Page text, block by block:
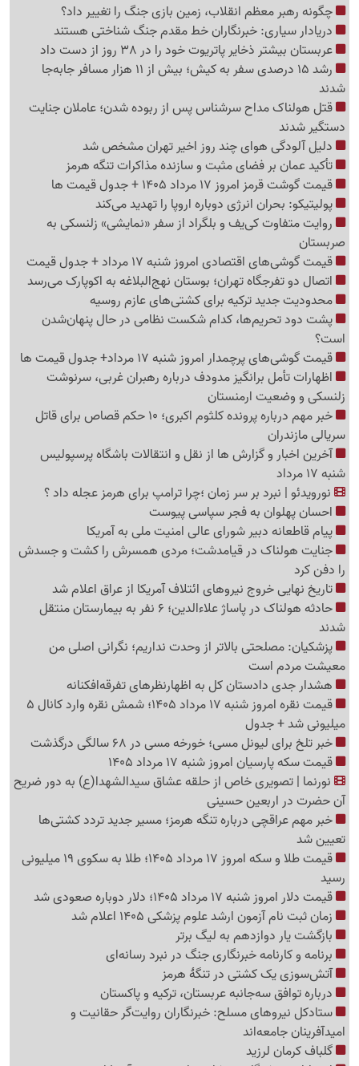
چگونه رهبر معظم انقلاب، زمین بازی جنگ را تغییر داد؟
دریادار سیاری: خبرنگاران خط مقدم جنگ شناختی هستند
عربستان بیشتر ذخایر پاتریوت خود را در 38 روز از دست داد
رشد 15 درصدی سفر به کیش؛ بیش از 11 هزار مسافر جابه‌جا
شدند
قتل هولناک مداح سرشناس پس از ربوده شدن؛ عاملان جنایت
دستگیر شدند
دلیل آلودگی هوای چند روز اخیر تهران مشخص شد
تأکید عمان بر فضای مثبت و سازنده مذاکرات تنگه هرمز
قیمت گوشت قرمز امروز 17 مرداد 1405 + جدول قیمت ها
پولیتیکو: بحران انرژی دوباره اروپا را تهدید می‌کند
روایت متفاوت کی‌یف و بلگراد از سفر «نمایشی» زلنسکی به
صربستان
قیمت گوشی‌های اقتصادی امروز شنبه 17 مرداد + جدول قیمت
اتصال دو تفرجگاه تهران؛ بوستان نهج‌البلاغه به اکوپارک می‌رسد
محدودیت جدید ترکیه برای کشتی‌های عازم روسیه
پشت دود تحریم‌ها، کدام شکست نظامی در حال پنهان‌شدن
است؟
قیمت گوشی‌های پرچمدار امروز شنبه 17 مرداد+ جدول قیمت ها
اظهارات تأمل برانگیز مدودف درباره رهبران غربی، سرنوشت
زلنسکی و وضعیت ارمنستان
خبر مهم درباره پرونده کلثوم اکبری؛ 10 حکم قصاص برای قاتل
سریالی مازندران
آخرین اخبار و گزارش ها از نقل و انتقالات باشگاه پرسپولیس
شنبه 17 مرداد
نورویدئو | نبرد بر سر زمان ؛چرا ترامپ برای هرمز عجله داد ؟
احسان پهلوان به فجر سپاسی پیوست
پیام قاطعانه دبیر شورای عالی امنیت ملی به آمریکا
جنایت هولناک در قیامدشت؛ مردی همسرش را کشت و جسدش
را دفن کرد
تاریخ نهایی خروج نیروهای ائتلاف آمریکا از عراق اعلام شد
حادثه هولناک در پاساژ علاءالدین؛ 6 نفر به بیمارستان منتقل
شدند
پزشکیان: مصلحتی بالاتر از وحدت نداریم؛ نگرانی اصلی من
معیشت مردم است
هشدار جدی دادستان کل به اظهارنظرهای تفرقه‌افکنانه
قیمت نقره امروز شنبه 17 مرداد 1405؛ شمش نقره وارد کانال 5
میلیونی شد + جدول
خبر تلخ برای لیونل مسی؛ خورخه مسی در 68 سالگی درگذشت
قیمت سکه پارسیان امروز شنبه 17 مرداد 1405
نورنما | تصویری خاص از حلقه عشاق سیدالشهدا(ع) به دور ضریح
آن حضرت در اربعین حسینی
خبر مهم عراقچی درباره تنگه هرمز؛ مسیر جدید تردد کشتی‌ها
تعیین شد
قیمت طلا و سکه امروز 17 مرداد 1405؛ طلا به سکوی 19 میلیونی
رسید
قیمت دلار امروز شنبه 17 مرداد 1405؛ دلار دوباره صعودی شد
زمان ثبت نام آزمون ارشد علوم پزشکی 1405 اعلام شد
بازگشت یار دوازدهم به لیگ برتر
برنامه و کارنامه خبرنگاری جنگ در نبرد رسانه‌ای
آتش‌سوزی یک کشتی در تنگهٔ هرمز
درباره توافق سه‌جانبه عربستان، ترکیه و پاکستان
ستادکل نیروهای مسلح: خبرنگاران روایت‌گر حقانیت و
امیدآفرینان جامعه‌اند
گلباف کرمان لرزید